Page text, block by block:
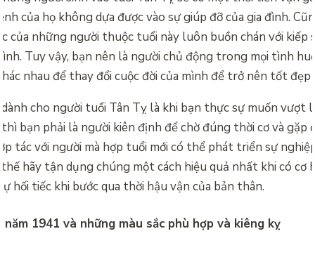
của họ không dựa được vào sự giúp đỡ của gia đình.
của những người thuộc tuổi này luôn buồn chán với kiếp
Tuy vậy, bạn nên là người chủ động trong mọi tình
nhau để thay đổi cuộc đời của mình để trở nên tốt đẹp
cho người tuổi Tân Tỵ là khi bạn thực sự muốn vượt
bạn phải là người kiên định để chờ đúng thời cơ và gặp
tác với người mà hợp tuổi mới có thể phát triển sự
hãy tận dụng chúng một cách hiệu quả nhất khi có cơ
hối tiếc khi bước qua thời hậu vận của bản thân.